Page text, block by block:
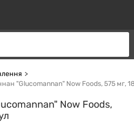
"Glucomannan" Now Foods, 575 мг,
Now Foods,